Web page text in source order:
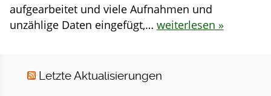
aufgearbeitet und viele Aufnahmen und
unzählige Daten eingefügt,… weiterlesen »
Letzte Aktualisierungen